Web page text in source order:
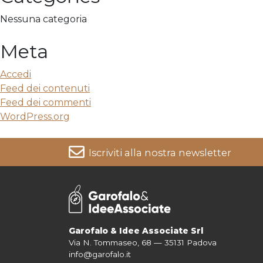
Nessuna categoria
Meta
Accedi
Feed dei contenuti
Feed dei commenti
WordPress.org
Iscriviti alla nostra newsletter
Garofalo & Idee Associate Srl
Via N. Tommaseo, 68 — 35131 Padova
info@garofalo.it